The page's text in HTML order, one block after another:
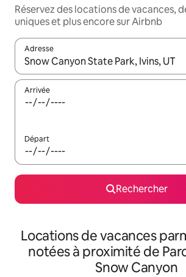
Réservez des locations de vacances,
uniques et plus encore sur Airbnb
Adresse
Lorsque les résultats s'affichent, utilisez
Arrivée
Départ
Rechercher
Locations de vacances
notées à proximité de
Snow Canyon